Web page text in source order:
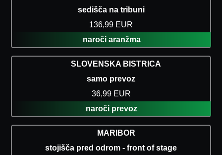
sedišča na tribuni
136,99 EUR
naroči aranžma
SLOVENSKA BISTRICA
samo prevoz
36,99 EUR
naroči prevoz
MARIBOR
stojišča pred odrom - front of stage